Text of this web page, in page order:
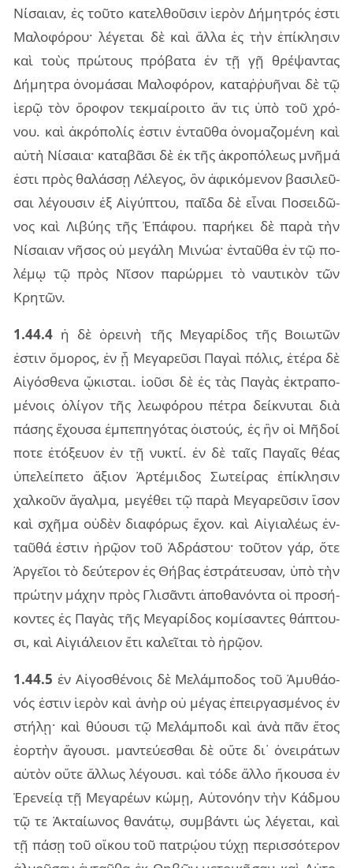
Νίσαιαν, ἐς τοῦ­το κα­τελ­θοῦ­σιν ἱε­ρὸν Δήμη­τρός ἐστι
Μαλο­φό­ρου· λέ­γε­ται δὲ καὶ ἄλλα ἐς τὴν ἐπί­κλη­σιν
καὶ τοὺς πρώ­τους πρό­βα­τα ἐν τῇ γῇ θρέ­ψαν­τας
Δήμη­τρα ὀνο­μά­σαι Μαλο­φό­ρον, κα­ταῤ­ῥυ­ῆ­ναι δὲ τῷ
ἱερῷ τὸν ὄρο­φον τε­κμαί­ροι­το ἄν τις ὑπὸ τοῦ χρό­
νου. καὶ ἀκρό­πο­λίς ἐστιν ἐν­ταῦ­θα ὀνο­μα­ζο­μέ­νη καὶ
αὐτὴ Νίσαια· κα­τα­βᾶ­σι δὲ ἐκ τῆς ἀκρο­πό­λε­ως μνῆ­μά
ἐστι πρὸς θα­λάσ­σῃ Λέλε­γος, ὃν ἀφι­κό­με­νον βα­σι­λεῦ­
σαι λέ­γου­σιν ἐξ Αἰγύ­πτου, παῖ­δα δὲ εἶ­ναι Ποσει­δῶ­
νος καὶ Λιβύ­ης τῆς Ἐπά­φου. πα­ρή­κει δὲ παρὰ τὴν
Νίσαιαν νῆ­σος οὐ με­γά­λη Μινώα· ἐν­ταῦ­θα ἐν τῷ πο­
λέ­μῳ τῷ πρὸς Νῖσον πα­ρώρ­μει τὸ ναυ­τι­κὸν τῶν
Κρη­τῶν.
1.44.4 ἡ δὲ ὀρει­νὴ τῆς Μεγα­ρί­δος τῆς Βοιω­τῶν
ἐστιν ὅμο­ρος, ἐν ᾗ Μεγα­ρεῦ­σι Παγαὶ πό­λις, ἑτέ­ρα δὲ
Αἰγό­σθε­να ᾤκι­σται. ἰοῦ­σι δὲ ἐς τὰς Παγὰς ἐκτρα­πο­
μέ­νοις ὀλί­γον τῆς λε­ω­φό­ρου πέ­τρα δεί­κνυ­ται διὰ
πά­σης ἔχου­σα ἐμ­πε­πη­γό­τας ὀι­στούς, ἐς ἣν οἱ Μῆδοί
ποτε ἐτό­ξευον ἐν τῇ νυ­κτί. ἐν δὲ ταῖς Παγαῖς θέας
ὑπε­λεί­πε­το ἄξιον Ἀρτέ­μι­δος Σωτεί­ρας ἐπί­κλη­σιν
χαλ­κοῦν ἄγαλ­μα, με­γέ­θει τῷ παρὰ Μεγα­ρεῦ­σιν ἴσον
καὶ σχῆ­μα οὐ­δὲν δια­φό­ρως ἔχον. καὶ Αἰγια­λέ­ως ἐν­
ταῦ­θά ἐστιν ἡρῷ­ον τοῦ Ἀδρά­στου· τοῦ­τον γάρ, ὅτε
Ἀργεῖ­οι τὸ δεύ­τε­ρον ἐς Θήβας ἐστρά­τευ­σαν, ὑπὸ τὴν
πρώ­την μά­χην πρὸς Γλι­σᾶν­τι ἀπο­θα­νόν­τα οἱ προ­σή­
κον­τες ἐς Παγὰς τῆς Μεγα­ρί­δος κο­μί­σαν­τες θά­πτου­
σι, καὶ Αἰγιά­λειον ἔτι κα­λεῖ­ται τὸ ἡρῷ­ον.
1.44.5 ἐν Αἰγο­σθέ­νοις δὲ Μελάμ­πο­δος τοῦ Ἀμυ­θά­ο­
νός ἐστιν ἱε­ρὸν καὶ ἀνὴρ οὐ μέ­γας ἐπειρ­γα­σμέ­νος ἐν
στή­λῃ· καὶ θύ­ου­σι τῷ Μελάμ­πο­δι καὶ ἀνὰ πᾶν ἔτος
ἑορ­τὴν ἄγου­σι. μαν­τεύ­ε­σθαι δὲ οὔτε δι᾽ ὀνει­ρά­των
αὐ­τὸν οὔτε ἄλ­λως λέ­γου­σι. καὶ τόδε ἄλλο ἤκου­σα ἐν
Ἐρε­νείᾳ τῇ Μεγα­ρέ­ων κώμῃ, Αὐτο­νόην τὴν Κάδμου
τῷ τε Ἀκταί­ω­νος θα­νά­τῳ, συμ­βάν­τι ὡς λέ­γε­ται, καὶ
τῇ πάσῃ τοῦ οἴ­κου τοῦ πα­τρῴ­ου τύχῃ πε­ρισ­σό­τε­ρον